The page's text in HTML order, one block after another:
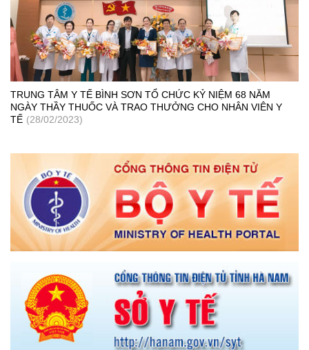
TRUNG TÂM Y TẾ BÌNH SƠN TỔ CHỨC KỶ NIỆM 68 NĂM
NGÀY THẦY THUỐC VÀ TRAO THƯỞNG CHO NHÂN VIÊN Y
TẾ (28/02/2023)